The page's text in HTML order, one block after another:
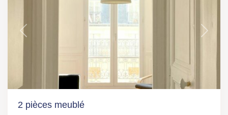
Previous Next
2 pièces meublé
Ile
France,